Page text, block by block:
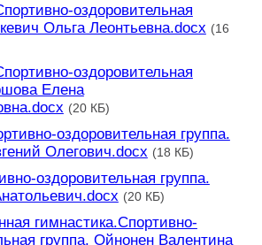
оздоровительная
Ольга Леонтьевна.docx (16
оздоровительная
Елена
(20 КБ)
оздоровительная группа.
Олегович.docx (18 КБ)
оздоровительная группа.
(20 КБ)
гимнастика.Спортивно-
группа. Ойнонен Валентина